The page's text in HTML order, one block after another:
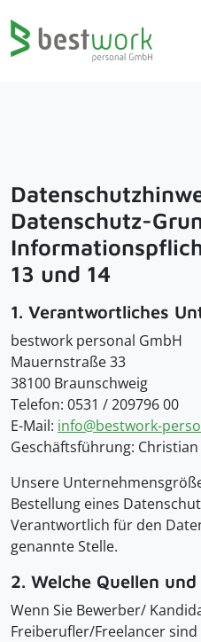
Datenschutz-
13 und 14
1. Verantwortliches
bestwork personal GmbH
Mauernstraße 33
38100 Braunschweig
Telefon: 0531 / 209796 00
E-Mail: info@bestwork-
Geschäftsführung: Christian
Unsere
Bestellung eines
Verantwortlich für den
genannte Stelle.
2. Welche Quellen
Wenn Sie Bewerber/
Freiberufler/Freelancer sind